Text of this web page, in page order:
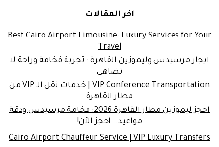
اخر المقالات
Best Cairo Airport Limousine: Luxury Services for Your
Travel
ايجار مرسيدس وليموزين القاهرة : تجربة فخامة وراحة لا
تضاهى
VIP Conference Transportation | خدمات نقل الـ VIP من
مطار القاهرة
احجز ليموزين مطار القاهرة 2026: فخامة مرسيدس ودقة
مواعيد.. احجز الآن!
Cairo Airport Chauffeur Service | VIP Luxury Transfers